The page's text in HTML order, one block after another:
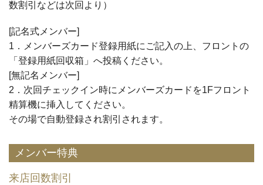
数割引などは次回より）
[記名式メンバー]
1．メンバーズカード登録用紙にご記入の上、フロントの
「登録用紙回収箱」へ投稿ください。
[無記名メンバー]
2．次回チェックイン時にメンバーズカードを1Fフロント
精算機に挿入してください。
その場で自動登録され割引されます。
メンバー特典
来店回数割引